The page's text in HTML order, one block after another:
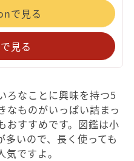
で見る
見る
ろなことに興味を持つ5
なものがいっぱい詰まっ
おすすめです。図鑑は小
いので、長く使っても
ですよ。